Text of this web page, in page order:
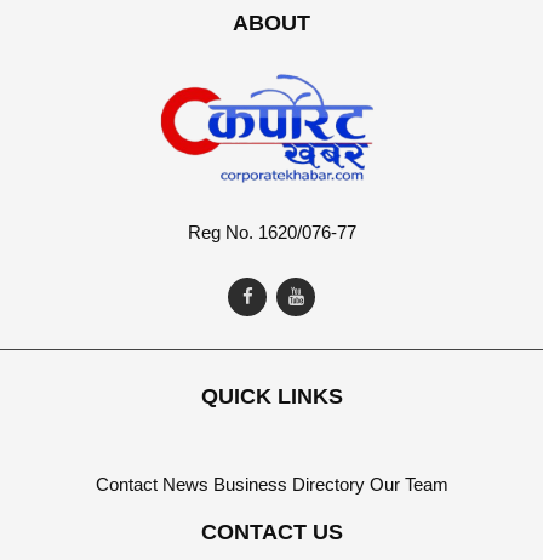
ABOUT
Reg No. 1620/076-77
QUICK LINKS
Contact News Business Directory Our Team
CONTACT US